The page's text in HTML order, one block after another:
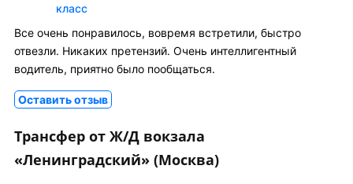
класс
Все очень понравилось, вовремя встретили, быстро
отвезли. Никаких претензий. Очень интеллигентный
водитель, приятно было пообщаться.
Оставить отзыв
Трансфер от Ж/Д вокзала
«Ленинградский» (Москва)